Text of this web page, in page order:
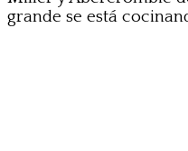
grande se está